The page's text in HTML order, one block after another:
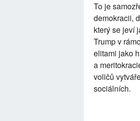
To je
demokracii,
který se jeví
Trump v
elitami jako
a
voličů
sociálních.